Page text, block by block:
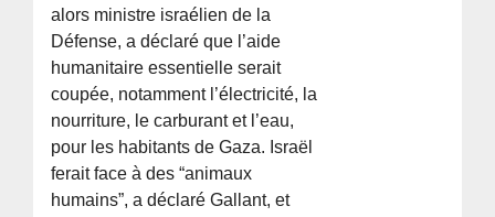
alors ministre israélien de la
Défense, a déclaré que l’aide
humanitaire essentielle serait
coupée, notamment l’électricité, la
nourriture, le carburant et l’eau,
pour les habitants de Gaza. Israël
ferait face à des “animaux
humains”, a déclaré Gallant, et